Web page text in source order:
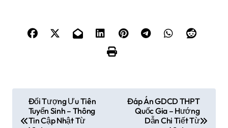
Đối Tượng Ưu Tiên
Tuyển Sinh – Thông
Tin Cập Nhật Từ
Đáp Án GDCD THPT
Quốc Gia – Hướng
Dẫn Chi Tiết Từ